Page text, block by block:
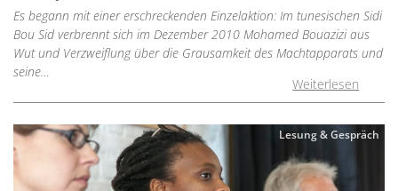
Es begann mit einer erschreckenden Einzelaktion: Im tunesischen Sidi
Bou Sid verbrennt sich im Dezember 2010 Mohamed Bouazizi aus
Wut und Verzweiflung über die Grausamkeit des Machtapparats und
seine…
Weiterlesen
Lesung & Gespräch